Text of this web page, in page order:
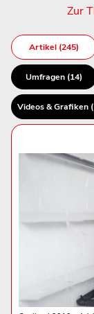
Zur
Artikel (245)
Umfragen (14)
Videos & Grafiken